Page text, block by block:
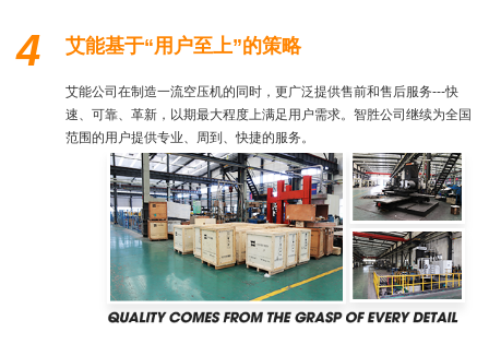
4 艾能基于“用户至上”的策略
艾能公司在制造一流空压机的同时，更广泛提供售前和售后服务---快
速、可靠、革新，以期最大程度上满足用户需求。智胜公司继续为全国
范围的用户提供专业、周到、快捷的服务。